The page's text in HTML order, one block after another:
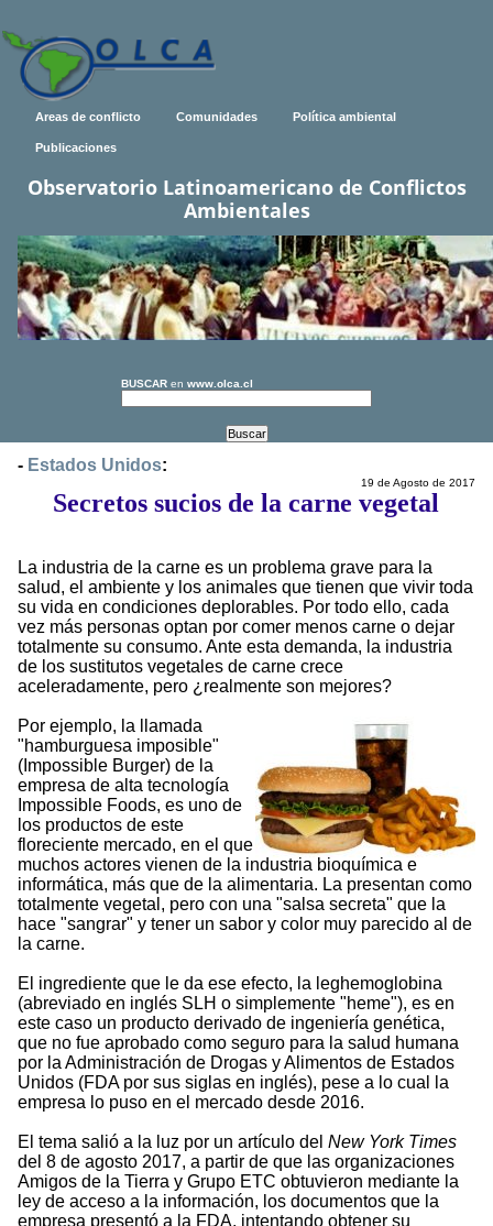
Areas de conflicto Comunidades Política ambiental
Publicaciones
Observatorio Latinoamericano de Conflictos
Ambientales
BUSCAR en www.olca.cl
- Estados Unidos:
19 de Agosto de 2017
Secretos sucios de la carne vegetal
La industria de la carne es un problema grave para la
salud, el ambiente y los animales que tienen que vivir toda
su vida en condiciones deplorables. Por todo ello, cada
vez más personas optan por comer menos carne o dejar
totalmente su consumo. Ante esta demanda, la industria
de los sustitutos vegetales de carne crece
aceleradamente, pero ¿realmente son mejores?
Por ejemplo, la llamada
hamburguesa imposible
(Impossible Burger) de la
empresa de alta tecnología
Impossible Foods, es uno de
los productos de este
floreciente mercado, en el que
muchos actores vienen de la industria bioquímica e
informática, más que de la alimentaria. La presentan como
totalmente vegetal, pero con una
salsa secreta
que la
hace sangrar y tener un sabor y color muy parecido al de
la carne.
El ingrediente que le da ese efecto, la leghemoglobina
(abreviado en inglés SLH o simplemente
heme ), es en
este caso un producto derivado de ingeniería genética,
que no fue aprobado como seguro para la salud humana
por la Administración de Drogas y Alimentos de Estados
Unidos (FDA por sus siglas en inglés), pese a lo cual la
empresa lo puso en el mercado desde 2016.
El tema salió a la luz por un artículo del New York Times
del 8 de agosto 2017, a partir de que las organizaciones
Amigos de la Tierra y Grupo ETC obtuvieron mediante la
ley de acceso a la información, los documentos que la
empresa presentó a la FDA, intentando obtener su